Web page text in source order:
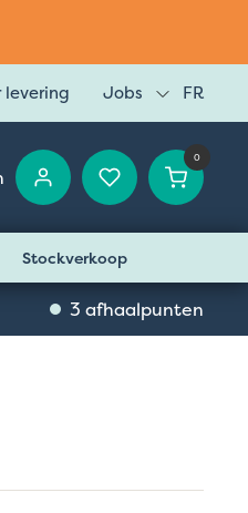
levering Jobs FR
0
Stockverkoop
3 afhaalpunten